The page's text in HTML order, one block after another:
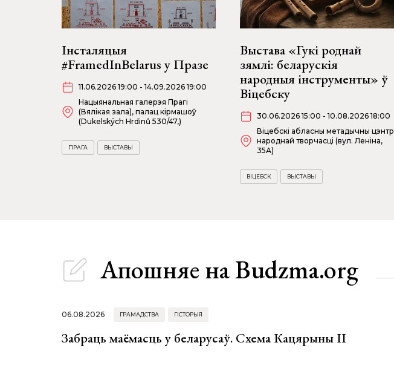
Інсталяцыя
#FramedInBelarus у Празе
11.06.2026 19:00 - 14.09.2026 19:00
Нацыянальная галерэя Прагі
(Вялікая зала), палац кірмашоў
(Dukelských Hrdinů 530/47,)
ПРАГА ВЫСТАВЫ
Выстава «Гукі роднай
зямлі: беларускія
народныя інструменты» ў
Віцебску
30.06.2026 15:00 - 10.08.2026 18:00
Віцебскі абласны метадычны цэнтр
народнай творчасці (вул. Леніна,
35А)
ВІЦЕБСК ВЫСТАВЫ
Апошняе на Budzma.org
06.08.2026 ГРАМАДСТВА ГІСТОРЫЯ
Забраць маёмасць у беларусаў. Схема Кацярыны ІІ